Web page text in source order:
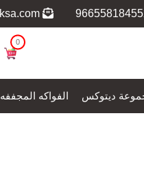
0
ديتوكس الفواكه المجففه